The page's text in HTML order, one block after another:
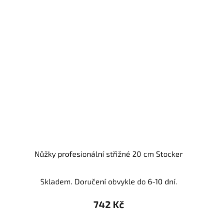
Nůžky profesionální střižné 20 cm Stocker
Skladem. Doručení obvykle do 6-10 dní.
742 Kč